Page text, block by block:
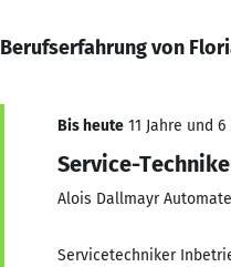
Berufserfahrung von
Bis heute 11 Jahre und
Service-
Alois Dallmayr
Servicetechniker